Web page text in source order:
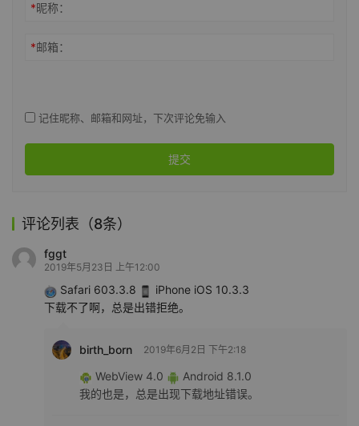
*昵称：
*邮箱：
记住昵称、邮箱和网址，下次评论免输入
提交
评论列表（8条）
fggt
2019年5月23日 上午12:00
Safari 603.3.8
iPhone iOS 10.3.3
下载不了啊，总是出错拒绝。
birth_born 2019年6月2日 下午2:18
WebView 4.0
Android 8.1.0
我的也是，总是出现下载地址错误。